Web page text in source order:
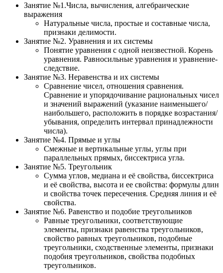
Занятие №1.Числа, вычисления, алгебраические
выражения
Натуральные числа, простые и составные числа,
признаки делимости.
Занятие №2. Уравнения и их системы
Понятие уравнения с одной неизвестной. Корень
уравнения. Равносильные уравнения и уравнение-
следствие.
Занятие №3. Неравенства и их системы
Сравнение чисел, отношения сравнения.
Сравнение и упорядочивание рациональных чисел
и значений выражений (указание наименьшего/
наибольшего, расположить в порядке возрастания/
убывания, определить интервал принадлежности
числа).
Занятие №4. Прямые и углы
Смежные и вертикальные углы, углы при
параллельных прямых, биссектриса угла.
Занятие №5. Треугольник
Сумма углов, медиана и её свойства, биссектриса
и её свойства, высота и ее свойства: формулы длин
и свойства точек пересечения. Средняя линия и её
свойства.
Занятие №6. Равенство и подобие треугольников
Равные треугольники, соответствующие
элементы, признаки равенства треугольников,
свойство равных треугольников, подобные
треугольники, сходственные элементы, признаки
подобия треугольников, свойства подобных
треугольников.